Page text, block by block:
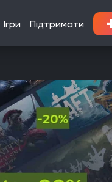
Ігри Підтримати